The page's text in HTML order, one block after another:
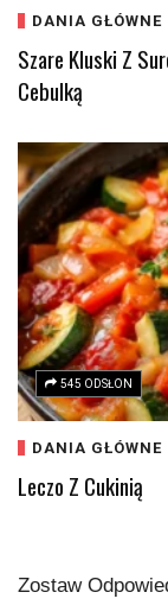
DANIA GŁÓWNE
Szare Kluski Z
Cebulką
545 ODSŁON
DANIA GŁÓWNE
Leczo Z Cukinią
Zostaw